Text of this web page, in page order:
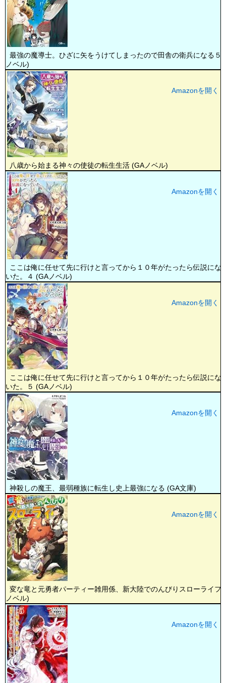
最強の魔導士。ひざに矢をうけてしまったので田舎の衛兵になる５
ノベル)
八歳から始まる神々の使徒の転生生活 (GAノベル)
Amazonを開く
ここは俺に任せて先に行けと言ってから１０年がたったら伝説にな
いた。４ (GAノベル)
Amazonを開く
ここは俺に任せて先に行けと言ってから１０年がたったら伝説にな
いた。５ (GAノベル)
Amazonを開く
神殺しの魔王、最弱種族に転生し史上最強になる (GA文庫)
Amazonを開く
変な竜と元勇者パーティー雑用係、新大陸でのんびりスローライフ
ノベル)
Amazonを開く
Amazonを開く